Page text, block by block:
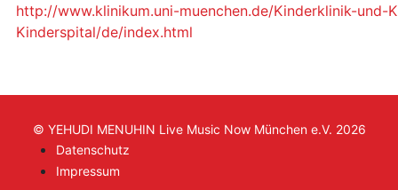
http://www.klinikum.uni-muenchen.de/Kinderklinik-
Kinderspital/de/index.html
© YEHUDI MENUHIN Live Music Now München e.V. 2026
Datenschutz
Impressum